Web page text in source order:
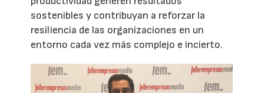
sostenibles y contribuyan a reforzar la
resiliencia de las organizaciones en un
entorno cada vez más complejo e incierto.